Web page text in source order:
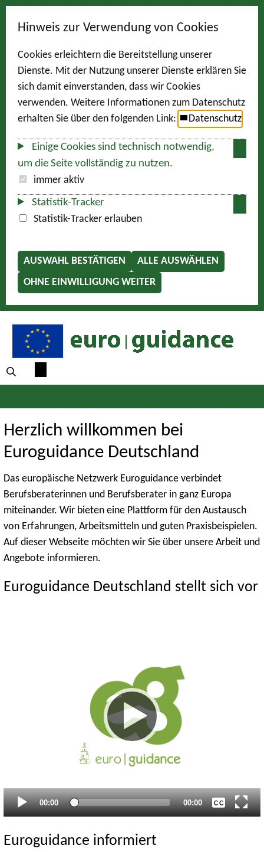
Hinweis zur Verwendung von Cookies
Cookies erleichtern die Bereitstellung unserer
Dienste. Mit der Nutzung unserer Dienste erklären Sie
sich damit einverstanden, dass wir Cookies
verwenden. Weitere Informationen zum Datenschutz
erhalten Sie über den folgenden Link:
Datenschutz
Einige Cookies sind technisch notwendig,
um die Seite vollständig zu nutzen.
immer aktiv
Statistik-Tracker
Statistik-Tracker erlauben
AUSWAHL BESTÄTIGEN
ALLE AUSWÄHLEN
OHNE EINWILLIGUNG WEITER
Herzlich willkommen bei
Euroguidance Deutschland
Das europäische Netzwerk Euroguidance verbindet
Berufsberaterinnen und Berufsberater in ganz Europa
miteinander. Wir bieten eine Plattform für den Austausch
von Erfahrungen, Arbeitsmitteln und guten Praxisbeispielen.
Auf dieser Webseite möchten wir Sie über unsere Arbeit und
Angebote informieren.
Euroguidance Deutschland stellt sich vor
Aktueller
Zeitpunkt
00:00 Gesamtlaufzeit
00:00
Euroguidance informiert